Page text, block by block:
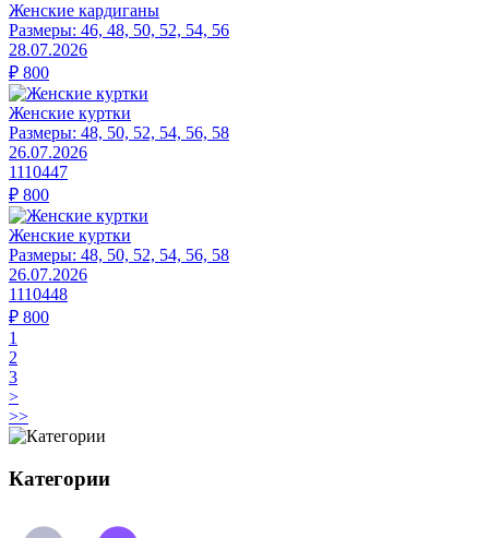
Женские кардиганы
Размеры: 46, 48, 50, 52, 54, 56
28.07.2026
₽ 800
Женские куртки
Размеры: 48, 50, 52, 54, 56, 58
26.07.2026
1110447
₽ 800
Женские куртки
Размеры: 48, 50, 52, 54, 56, 58
26.07.2026
1110448
₽ 800
1
2
3
>
>>
Категории